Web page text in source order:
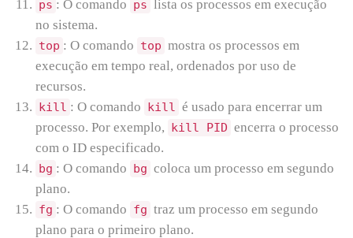
ps : O comando ps lista os processos em execução
no sistema.
top : O comando top mostra os processos em
execução em tempo real, ordenados por uso de
recursos.
kill : O comando kill é usado para encerrar um
processo. Por exemplo, kill PID encerra o processo
com o ID especificado.
bg : O comando bg coloca um processo em segundo
plano.
fg : O comando fg traz um processo em segundo
plano para o primeiro plano.